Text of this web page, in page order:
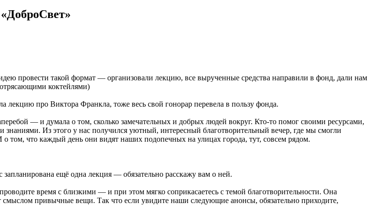
провести такой формат — организовали лекцию, все вырученные средства направили в фонд, дали нам
коктейлями)
лекцию про Виктора Франкла, тоже весь свой гонорар перевела в пользу фонда.
— и думала о том, сколько замечательных и добрых людей вокруг. Кто-то помог своими ресурсами,
Из этого у нас получился уютный, интересный благотворительный вечер, где мы смогли
том, что каждый день они видят наших подопечных на улицах города, тут, совсем рядом.
ещё одна лекция — обязательно расскажу вам о ней.
время с близкими — и при этом мягко соприкасаетесь с темой благотворительности. Она
привычные вещи. Так что если увидите наши следующие анонсы, обязательно приходите,